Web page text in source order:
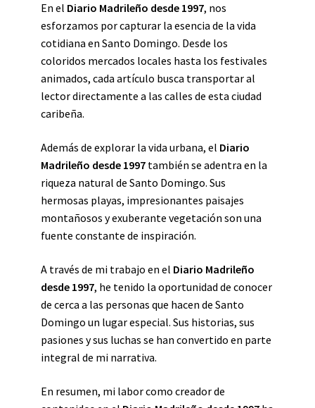
En el Diario Madrileño desde 1997, nos
esforzamos por capturar la esencia de la vida
cotidiana en Santo Domingo. Desde los
coloridos mercados locales hasta los festivales
animados, cada artículo busca transportar al
lector directamente a las calles de esta ciudad
caribeña.
Además de explorar la vida urbana, el Diario
Madrileño desde 1997 también se adentra en la
riqueza natural de Santo Domingo. Sus
hermosas playas, impresionantes paisajes
montañosos y exuberante vegetación son una
fuente constante de inspiración.
A través de mi trabajo en el Diario Madrileño
desde 1997, he tenido la oportunidad de conocer
de cerca a las personas que hacen de Santo
Domingo un lugar especial. Sus historias, sus
pasiones y sus luchas se han convertido en parte
integral de mi narrativa.
En resumen, mi labor como creador de